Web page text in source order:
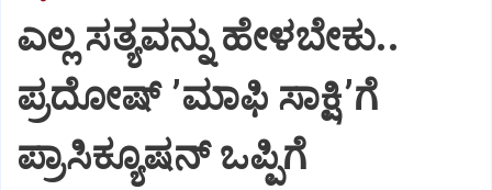
ಎಲ್ಲ ಸತ್ಯವನ್ನು ಹೇಳಬೇಕು..
ಪ್ರದೋಷ್‌ ʼಮಾಫಿ ಸಾಕ್ಷಿʼಗೆ
ಪ್ರಾಸಿಕ್ಯೂಷನ್ ಒಪ್ಪಿಗೆ